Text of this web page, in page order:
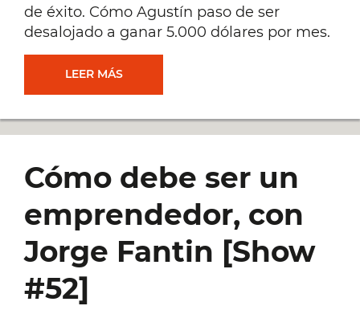
de éxito. Cómo Agustín paso de ser
desalojado a ganar 5.000 dólares por mes.
LEER MÁSHISTORIA
CÓMO
Cómo debe ser un
emprendedor, con
Jorge Fantin [Show
#52]